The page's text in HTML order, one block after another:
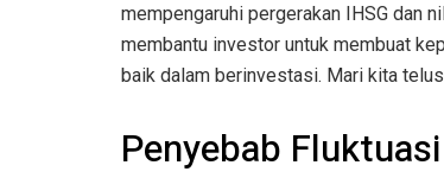
mempengaruhi pergerakan IHSG dan
membantu investor untuk membuat
baik dalam berinvestasi. Mari kita
Penyebab